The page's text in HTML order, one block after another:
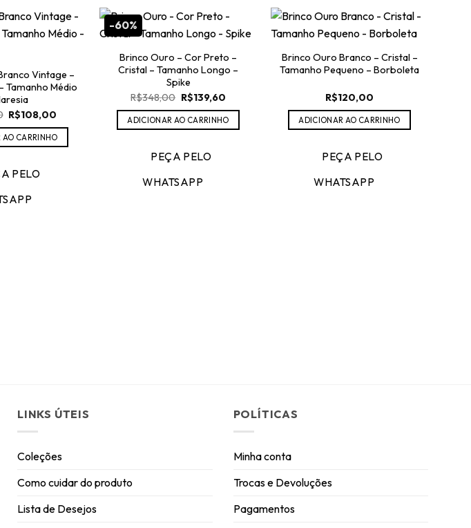
Vintage –
Tamanho Médio
O
preço
original
era:
R$108,00
atual
é:
CARRINHO
PELO
-60%
Brinco Ouro – Cor Preto –
Cristal – Tamanho Longo –
Spike
R$348,00 O
preço
original
era:
R$139,60O
atual
é:
ADICIONAR AO CARRINHO
PEÇA PELO
WHATSAPP
Brinco Ouro Branco – Cristal –
Tamanho Pequeno – Borboleta
R$120,00
ADICIONAR AO CARRINHO
PEÇA PELO
WHATSAPP
LINKS ÚTEIS
Coleções
Como cuidar do produto
Lista de Desejos
POLÍTICAS
Minha conta
Trocas e Devoluções
Pagamentos